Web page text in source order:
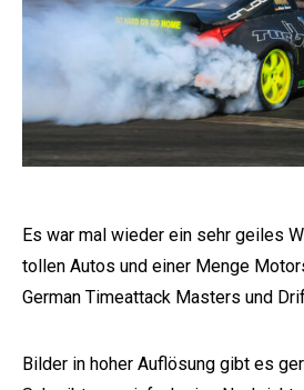
Es war mal wieder ein sehr geiles
tollen Autos und einer Menge
German Timeattack Masters und
Bilder in hoher Auflösung gibt es